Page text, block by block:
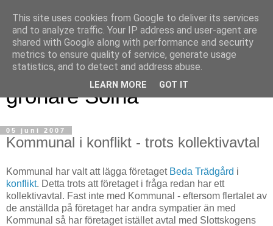
Magnus blogg - för ett
grönare Solna
05 juni 2007
Kommunal i konflikt - trots kollektivavtal
Kommunal har valt att lägga företaget Beda Trädgård i
konflikt. Detta trots att företaget i fråga redan har ett
kollektivavtal. Fast inte med Kommunal - eftersom flertalet av
de anställda på företaget har andra sympatier än med
Kommunal så har företaget istället avtal med Slottskogens
This site uses cookies from Google to deliver its services
and to analyze traffic. Your IP address and user-agent are
shared with Google along with performance and security
metrics to ensure quality of service, generate usage
statistics, and to detect and address abuse.
LEARN MORE GOT IT